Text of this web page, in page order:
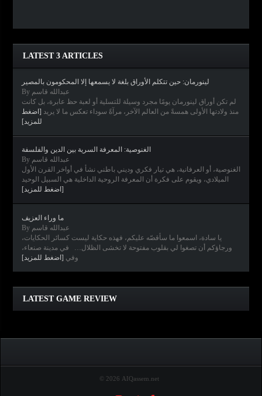
LATEST 3 ARTICLES
لينورمان: حين تتكلم الأوراق بلغة لا يسمعها إلا المحكومون بالمصير
By عبدالله قاسم
لم تكن أوراق لينورمان يومًا مجرد وسيلة للتسلية أو لعبة حظ عابرة، بل كانت
منذ ولادتها الأولى همسةً من العالم الآخر، مرآةً سوداء تعكس ما لا يريد [اضغط
للمزيد]
الغنوصية: المعرفة السرية بين الدين والفلسفة
By عبدالله قاسم
الغنوصية، أو العرفانية، هي تيار فكري وديني باطني نشأ في أواخر القرن الأول
الميلادي، ويقوم على فكرة أن المعرفة الروحية الداخلية هي السبيل الوحيد
[اضغط للمزيد]
ما وراء العزيف
By عبدالله قاسم
يا سادة، اسمعوا ما سأقصّه عليكم، فهذه حكاية ليست كسائر الحكايات،
ورجاؤكم أن تصغوا لي بقلوب مفتوحة لا تخشى الظلال… في مدينة صنعاء،
وفي [اضغط للمزيد]
LATEST GAME REVIEW
Clair Obscur: Expedition 33
Diablo IV
Elden Ring
Horizon Forbidden West
© 2026 AIQassem.net